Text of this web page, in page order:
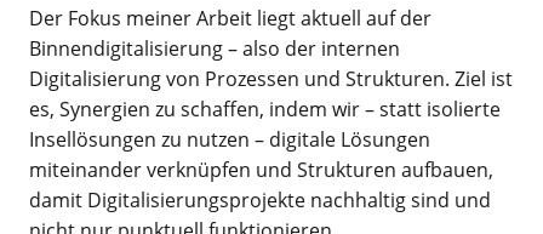
Der Fokus meiner Arbeit liegt aktuell auf der
Binnendigitalisierung – also der internen
Digitalisierung von Prozessen und Strukturen. Ziel ist
es, Synergien zu schaffen, indem wir – statt isolierte
Insellösungen zu nutzen – digitale Lösungen
miteinander verknüpfen und Strukturen aufbauen,
damit Digitalisierungsprojekte nachhaltig sind und